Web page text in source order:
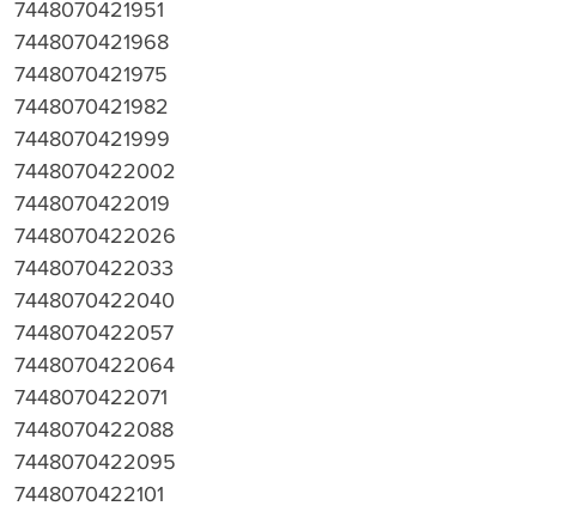
7448070421951
7448070421968
7448070421975
7448070421982
7448070421999
7448070422002
7448070422019
7448070422026
7448070422033
7448070422040
7448070422057
7448070422064
7448070422071
7448070422088
7448070422095
7448070422101